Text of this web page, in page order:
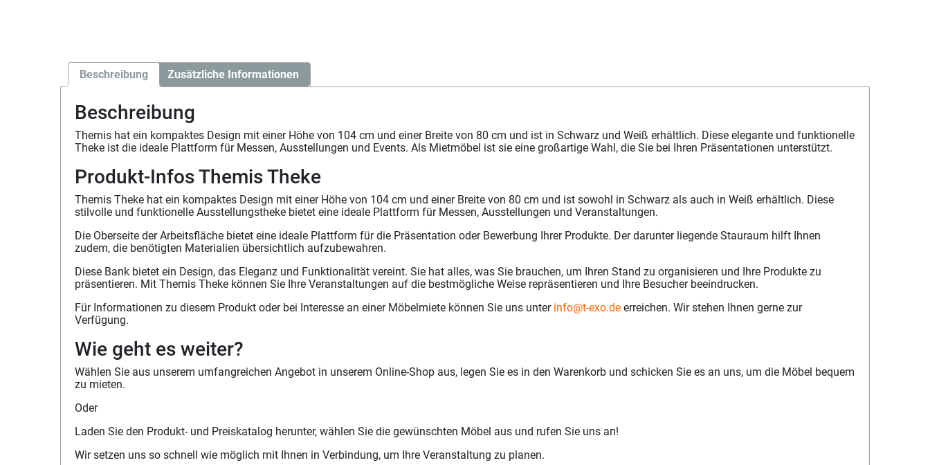
Beschreibung Zusätzliche Informationen
Beschreibung
Themis hat ein kompaktes Design mit einer Höhe von 104 cm und einer Breite von 80 cm und ist in Schwarz und Weiß erhältlich. Diese elegante und funktionelle
Theke ist die ideale Plattform für Messen, Ausstellungen und Events. Als Mietmöbel ist sie eine großartige Wahl, die Sie bei Ihren Präsentationen unterstützt.
Produkt-Infos Themis Theke
Themis Theke hat ein kompaktes Design mit einer Höhe von 104 cm und einer Breite von 80 cm und ist sowohl in Schwarz als auch in Weiß erhältlich. Diese
stilvolle und funktionelle Ausstellungstheke bietet eine ideale Plattform für Messen, Ausstellungen und Veranstaltungen.
Die Oberseite der Arbeitsfläche bietet eine ideale Plattform für die Präsentation oder Bewerbung Ihrer Produkte. Der darunter liegende Stauraum hilft Ihnen
zudem, die benötigten Materialien übersichtlich aufzubewahren.
Diese Bank bietet ein Design, das Eleganz und Funktionalität vereint. Sie hat alles, was Sie brauchen, um Ihren Stand zu organisieren und Ihre Produkte zu
präsentieren. Mit Themis Theke können Sie Ihre Veranstaltungen auf die bestmögliche Weise repräsentieren und Ihre Besucher beeindrucken.
Für Informationen zu diesem Produkt oder bei Interesse an einer Möbelmiete können Sie uns unter info@t-exo.de erreichen. Wir stehen Ihnen gerne zur
Verfügung.
Wie geht es weiter?
Wählen Sie aus unserem umfangreichen Angebot in unserem Online-Shop aus, legen Sie es in den Warenkorb und schicken Sie es an uns, um die Möbel bequem
zu mieten.
Oder
Laden Sie den Produkt- und Preiskatalog herunter, wählen Sie die gewünschten Möbel aus und rufen Sie uns an!
Wir setzen uns so schnell wie möglich mit Ihnen in Verbindung, um Ihre Veranstaltung zu planen.